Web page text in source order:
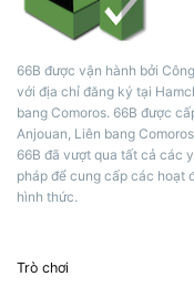
66B được vận hành bởi
với địa chỉ đăng ký tại
bang Comoros. 66B được
Anjouan, Liên bang
66B đã vượt qua tất cả các
pháp để cung cấp các hoạt
hình thức.
Trò chơi